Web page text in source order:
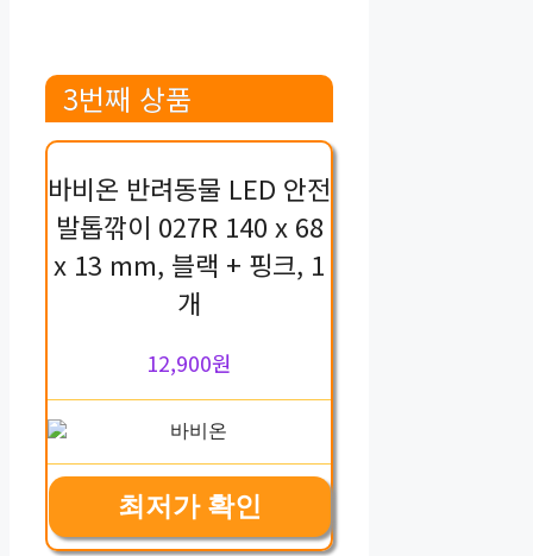
3번째 상품
바비온 반려동물 LED 안전
발톱깎이 027R 140 x 68
x 13 mm, 블랙 + 핑크, 1
개
12,900원
최저가 확인